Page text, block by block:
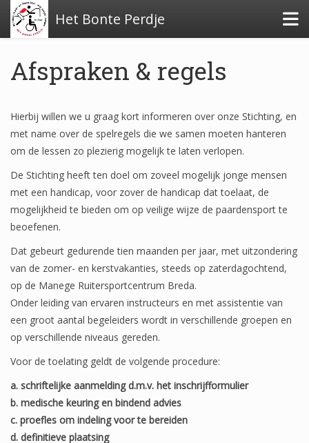
Het Bonte Perdje
Over de stichting
Financiële stukken
Beleidsplan
Verslag activiteiten 2024
2023
2021
Afspraken & regels
Hierbij willen we u graag kort informeren over onze Stichting, en
met name over de spelregels die we samen moeten hanteren
om de lessen zo plezierig mogelijk te laten verlopen.
De Stichting heeft ten doel om zoveel mogelijk jonge mensen
met een handicap, voor zover de handicap dat toelaat, de
mogelijkheid te bieden om op veilige wijze de paardensport te
beoefenen.
Dat gebeurt gedurende tien maanden per jaar, met uitzondering
van de zomer- en kerstvakanties, steeds op zaterdagochtend,
op de Manege Ruitersportcentrum Breda.
Onder leiding van ervaren instructeurs en met assistentie van
een groot aantal begeleiders wordt in verschillende groepen en
op verschillende niveaus gereden.
Voor de toelating geldt de volgende procedure:
a. schriftelijke aanmelding d.m.v. het inschrijfformulier
b. medische keuring en bindend advies
c. proefles om indeling voor te bereiden
d. definitieve plaatsing